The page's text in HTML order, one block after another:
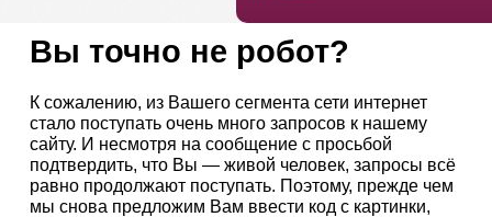
Вы точно не робот?
К сожалению, из Вашего сегмента сети интернет
стало поступать очень много запросов к нашему
сайту. И несмотря на сообщение с просьбой
подтвердить, что Вы — живой человек, запросы всё
равно продолжают поступать. Поэтому, прежде чем
мы снова предложим Вам ввести код с картинки,